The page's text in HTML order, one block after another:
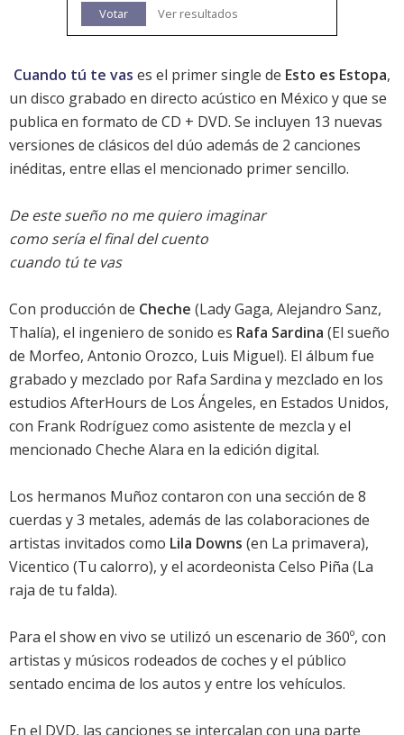
Votar Ver resultados
Cuando tú te vas es el primer single de Esto es Estopa,
un disco grabado en directo acústico en México y que se
publica en formato de CD + DVD. Se incluyen 13 nuevas
versiones de clásicos del dúo además de 2 canciones
inéditas, entre ellas el mencionado primer sencillo.
De este sueño no me quiero imaginar
como sería el final del cuento
cuando tú te vas
Con producción de Cheche (Lady Gaga, Alejandro Sanz,
Thalía), el ingeniero de sonido es Rafa Sardina (El sueño
de Morfeo, Antonio Orozco, Luis Miguel). El álbum fue
grabado y mezclado por Rafa Sardina y mezclado en los
estudios AfterHours de Los Ángeles, en Estados Unidos,
con Frank Rodríguez como asistente de mezcla y el
mencionado Cheche Alara en la edición digital.
Los hermanos Muñoz contaron con una sección de 8
cuerdas y 3 metales, además de las colaboraciones de
artistas invitados como Lila Downs (en La primavera),
Vicentico (Tu calorro), y el acordeonista Celso Piña (La
raja de tu falda).
Para el show en vivo se utilizó un escenario de 360º, con
artistas y músicos rodeados de coches y el público
sentado encima de los autos y entre los vehículos.
En el DVD, las canciones se intercalan con una parte